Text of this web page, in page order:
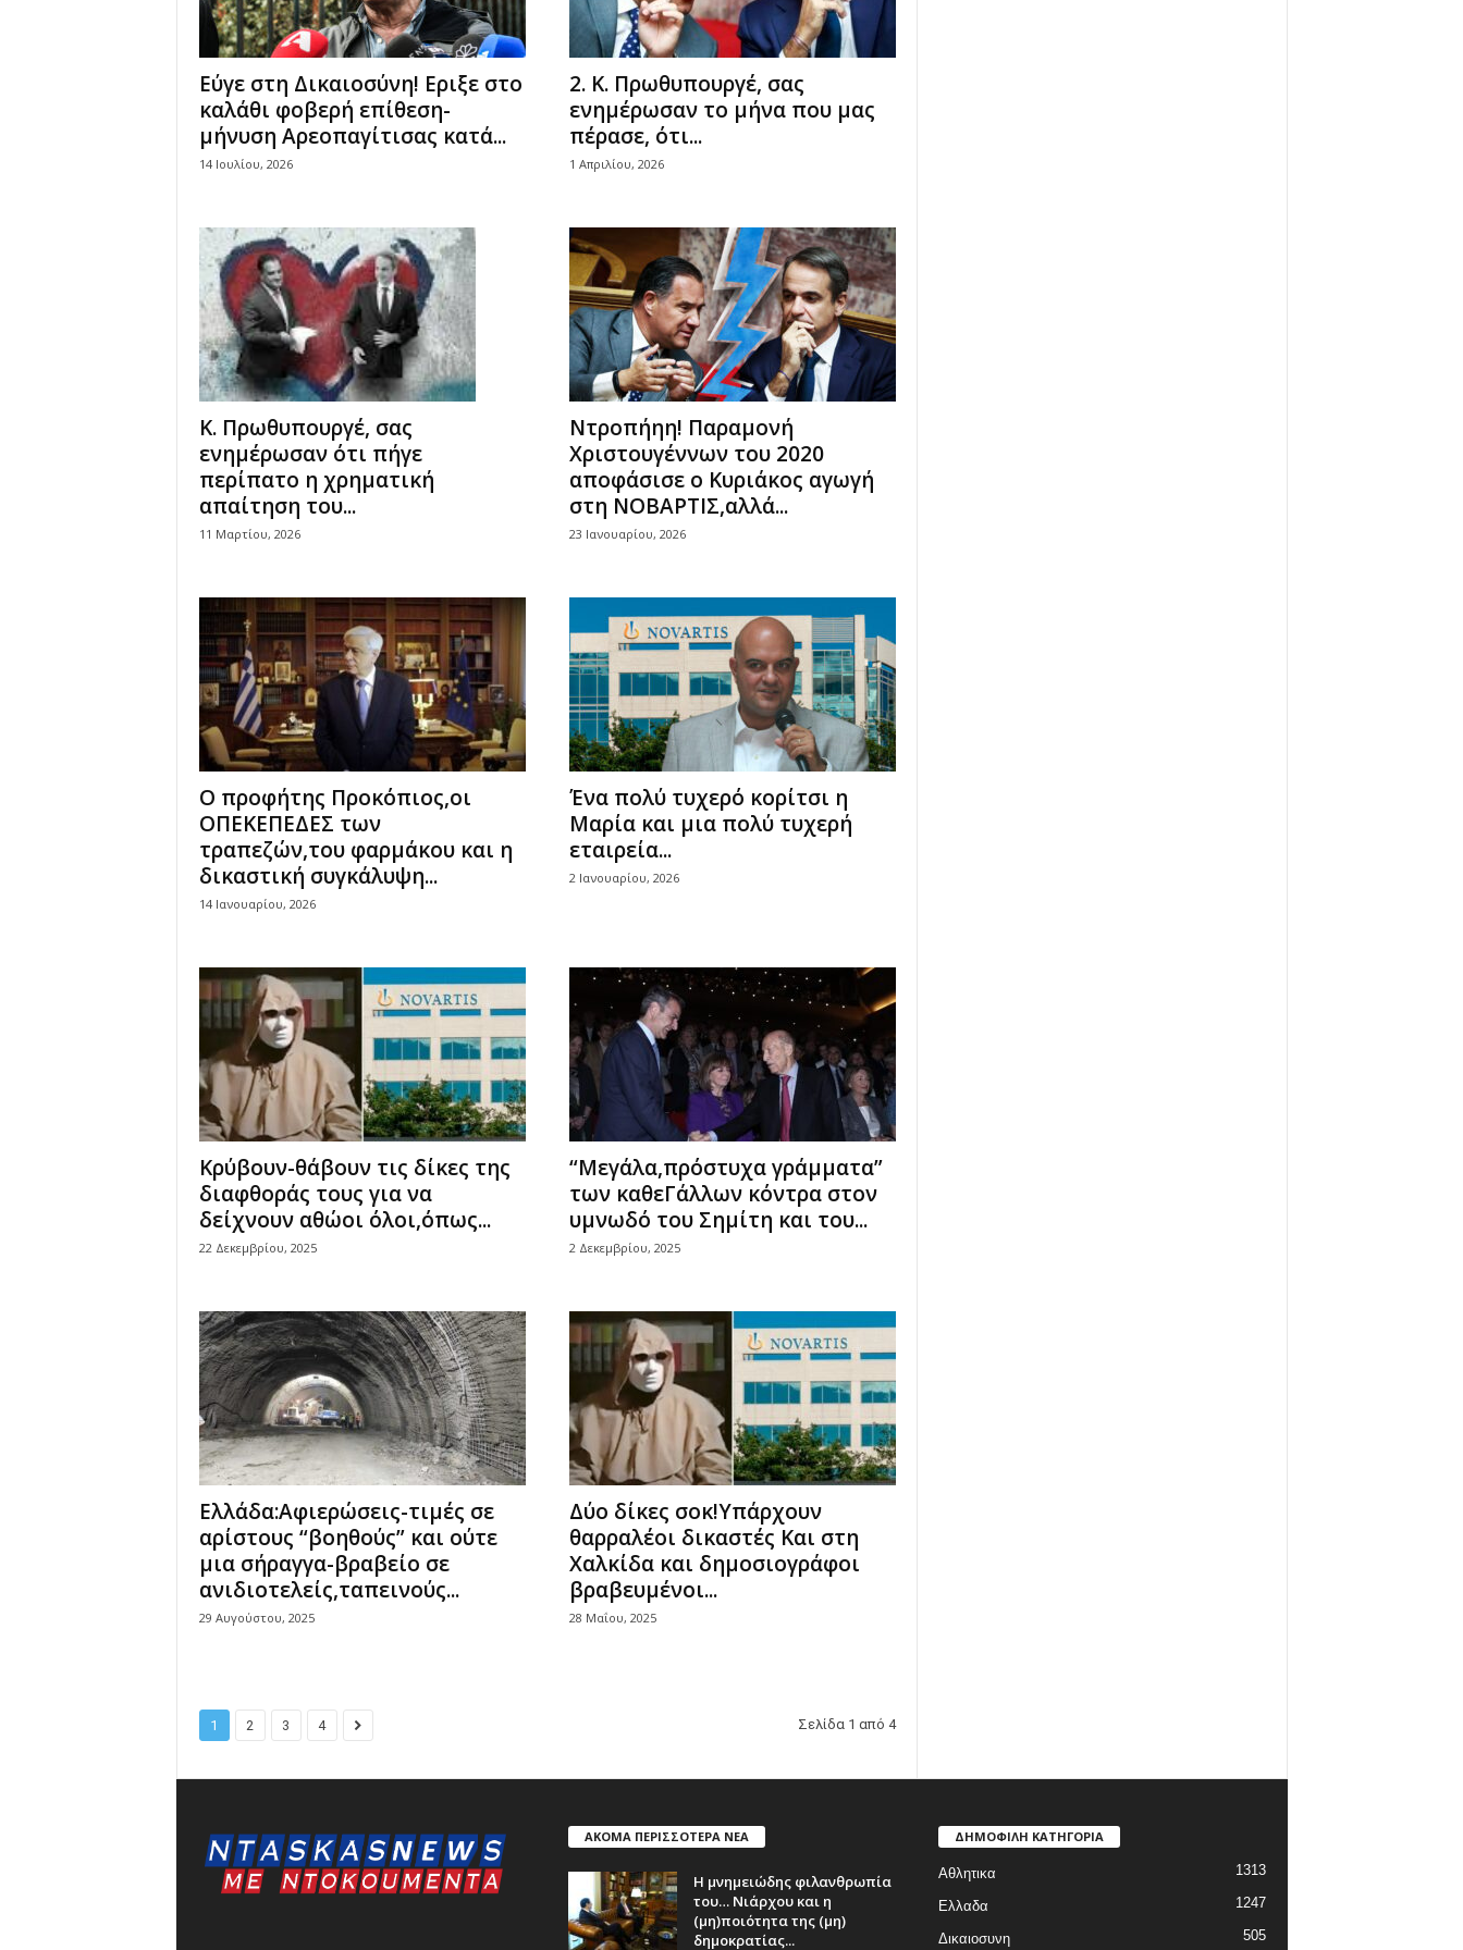
Εύγε στη Δικαιοσύνη! Εριξε στο
καλάθι φοβερή επίθεση-
μήνυση Αρεοπαγίτισας κατά...
14 Ιουλίου, 2026
2. Κ. Πρωθυπουργέ, σας
ενημέρωσαν το μήνα που μας
πέρασε, ότι...
1 Απριλίου, 2026
Κ. Πρωθυπουργέ, σας
ενημέρωσαν ότι πήγε
περίπατο η χρηματική
απαίτηση του...
11 Μαρτίου, 2026
Ντροπήηη! Παραμονή
Χριστουγέννων του 2020
αποφάσισε ο Κυριάκος αγωγή
στη ΝΟΒΑΡΤΙΣ,αλλά...
23 Ιανουαρίου, 2026
Ο προφήτης Προκόπιος,οι
ΟΠΕΚΕΠΕΔΕΣ των
τραπεζών,του φαρμάκου και η
δικαστική συγκάλυψη...
14 Ιανουαρίου, 2026
Ένα πολύ τυχερό κορίτσι η
Μαρία και μια πολύ τυχερή
εταιρεία...
2 Ιανουαρίου, 2026
Κρύβουν-θάβουν τις δίκες της
διαφθοράς τους για να
δείχνουν αθώοι όλοι,όπως...
22 Δεκεμβρίου, 2025
“Μεγάλα,πρόστυχα γράμματα”
των καθεΓάλλων κόντρα στον
υμνωδό του Σημίτη και του...
2 Δεκεμβρίου, 2025
Ελλάδα:Aφιερώσεις-τιμές σε
αρίστους “βοηθούς” και ούτε
μια σήραγγα-βραβείο σε
ανιδιοτελείς,ταπεινούς...
29 Αυγούστου, 2025
Δύο δίκες σοκ!Υπάρχουν
θαρραλέοι δικαστές Και στη
Χαλκίδα και δημοσιογράφοι
βραβευμένοι...
28 Μαΐου, 2025
1 2 3 4 Σελίδα 1 από 4
ΑΚΟΜΑ ΠΕΡΙΣΣΟΤΕΡΑ ΝΕΑ
Η μνημειώδης φιλανθρωπία
του… Νιάρχου και η
(μη)ποιότητα της (μη)
δημοκρατίας...
ΔΗΜΟΦΙΛΗ ΚΑΤΗΓΟΡΙΑ
Αθλητικα 1313
Ελλαδα 1247
Δικαιοσυνη 505